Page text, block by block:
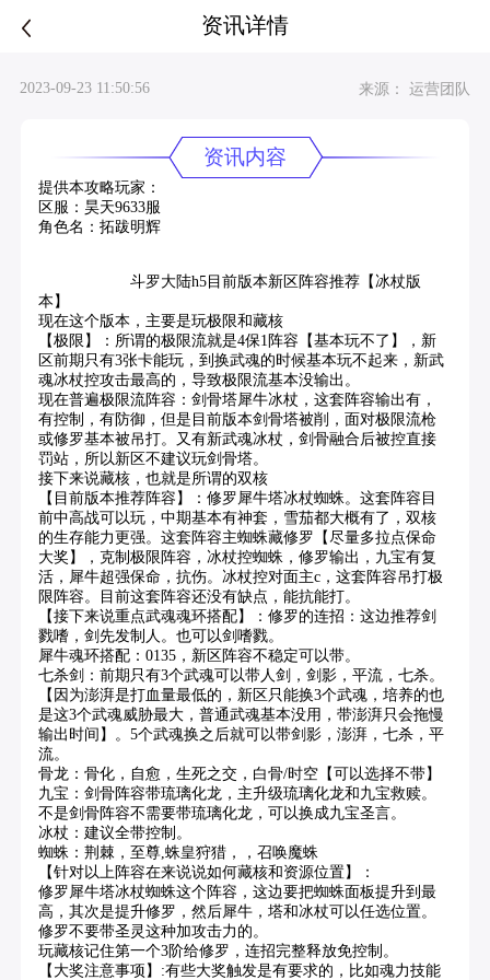
资讯详情
2023-09-23 11:50:56 来源： 运营团队
资讯内容
提供本攻略玩家：
区服：昊天9633服
角色名：拓跋明辉
斗罗大陆h5目前版本新区阵容推荐【冰杖版
本】
现在这个版本，主要是玩极限和藏核
【极限】：所谓的极限流就是4保1阵容【基本玩不了】，新
区前期只有3张卡能玩，到换武魂的时候基本玩不起来，新武
魂冰杖控攻击最高的，导致极限流基本没输出。
现在普遍极限流阵容：剑骨塔犀牛冰杖，这套阵容输出有，
有控制，有防御，但是目前版本剑骨塔被削，面对极限流枪
或修罗基本被吊打。又有新武魂冰杖，剑骨融合后被控直接
罚站，所以新区不建议玩剑骨塔。
接下来说藏核，也就是所谓的双核
【目前版本推荐阵容】：修罗犀牛塔冰杖蜘蛛。这套阵容目
前中高战可以玩，中期基本有神套，雪茄都大概有了，双核
的生存能力更强。这套阵容主蜘蛛藏修罗【尽量多拉点保命
大奖】，克制极限阵容，冰杖控蜘蛛，修罗输出，九宝有复
活，犀牛超强保命，抗伤。冰杖控对面主c，这套阵容吊打极
限阵容。目前这套阵容还没有缺点，能抗能打。
【接下来说重点武魂魂环搭配】：修罗的连招：这边推荐剑
戮嗜，剑先发制人。也可以剑嗜戮。
犀牛魂环搭配：0135，新区阵容不稳定可以带。
七杀剑：前期只有3个武魂可以带人剑，剑影，平流，七杀。
【因为澎湃是打血量最低的，新区只能换3个武魂，培养的也
是这3个武魂威胁最大，普通武魂基本没用，带澎湃只会拖慢
输出时间】。5个武魂换之后就可以带剑影，澎湃，七杀，平
流。
骨龙：骨化，自愈，生死之交，白骨/时空【可以选择不带】
九宝：剑骨阵容带琉璃化龙，主升级琉璃化龙和九宝救赎。
不是剑骨阵容不需要带琉璃化龙，可以换成九宝圣言。
冰杖：建议全带控制。
蜘蛛：荆棘，至尊,蛛皇狩猎，，召唤魔蛛
【针对以上阵容在来说说如何藏核和资源位置】：
修罗犀牛塔冰杖蜘蛛这个阵容，这边要把蜘蛛面板提升到最
高，其次是提升修罗，然后犀牛，塔和冰杖可以任选位置。
修罗不要带圣灵这种加攻击力的。
玩藏核记住第一个3阶给修罗，连招完整释放免控制。
【大奖注意事项】:有些大奖触发是有要求的，比如魂力技能